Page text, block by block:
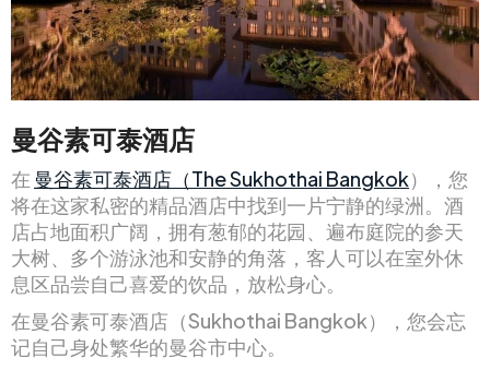
曼谷素可泰酒店
在 曼谷素可泰酒店（The Sukhothai Bangkok），您
将在这家私密的精品酒店中找到一片宁静的绿洲。酒
店占地面积广阔，拥有葱郁的花园、遍布庭院的参天
大树、多个游泳池和安静的角落，客人可以在室外休
息区品尝自己喜爱的饮品，放松身心。
在曼谷素可泰酒店（Sukhothai Bangkok），您会忘
记自己身处繁华的曼谷市中心。